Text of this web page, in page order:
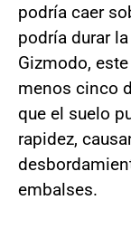
podría caer
podría durar
Gizmodo,
menos cinco
que el suelo
rapidez,
embalses.